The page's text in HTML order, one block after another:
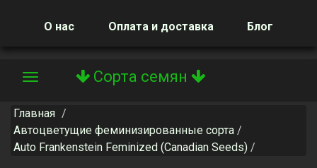
О нас Оплата и доставка Блог
Сорта семян
Toggle
Главная
Автоцветущие феминизированные сорта
Auto Frankenstein Feminized (Canadian Seeds)